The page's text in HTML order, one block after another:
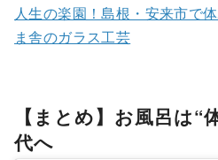
人生の楽園！島根・安来市で
ま舎のガラス工芸
【まとめ】お風呂は“
代へ